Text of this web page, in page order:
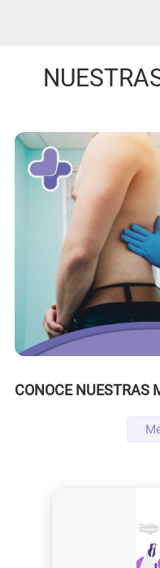
CONOCE NUESTRAS